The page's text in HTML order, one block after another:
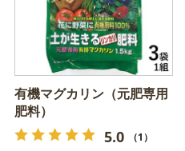
有機マグカリン（元肥専用
肥料）
5.0 （1）